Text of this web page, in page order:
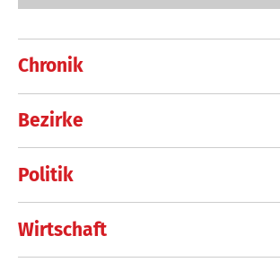
Chronik
Bezirke
Politik
Wirtschaft